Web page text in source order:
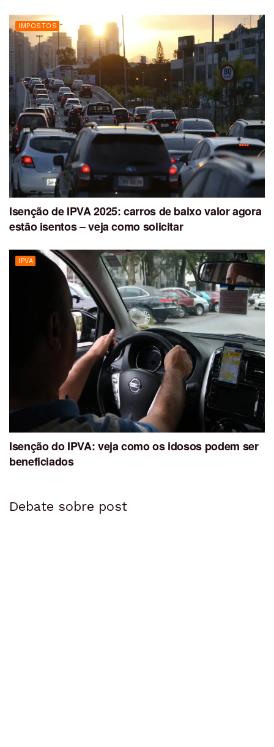
IMPOSTOS
Isenção de IPVA 2025: carros de baixo valor agora
estão isentos – veja como solicitar
IPVA
Isenção do IPVA: veja como os idosos podem ser
beneficiados
Debate sobre post